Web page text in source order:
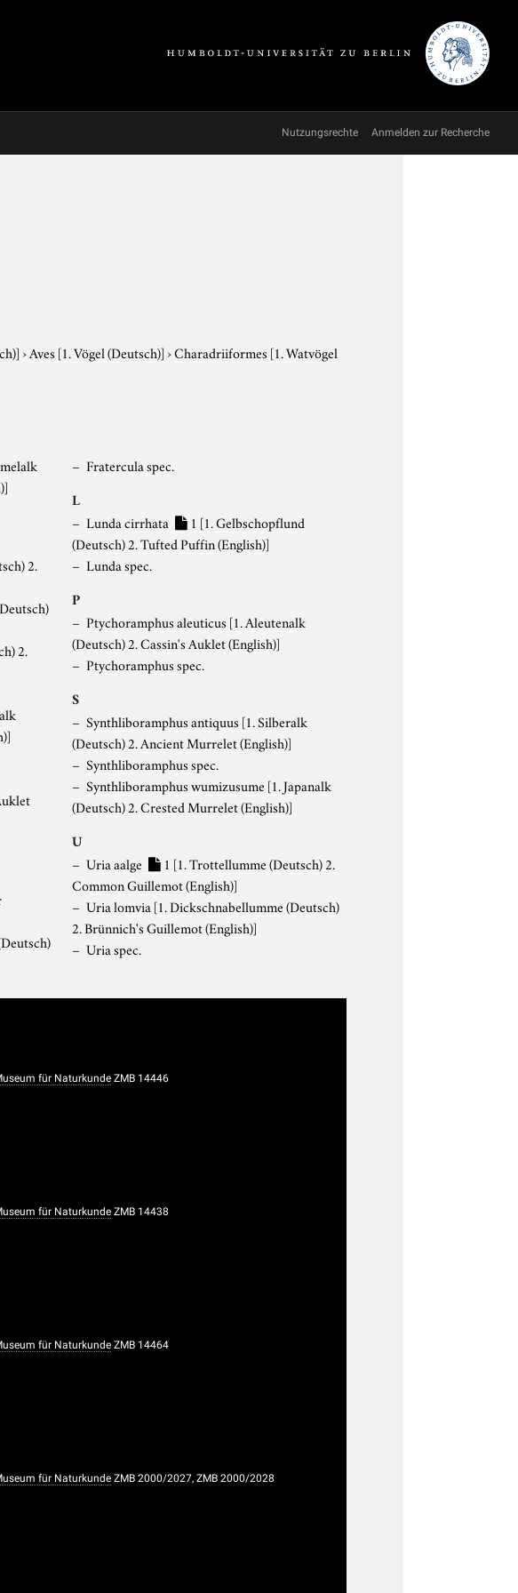
Nutzungsrechte Anmelden zur Recherche
›Aves [1. Vögel (Deutsch)]›Charadriiformes [1. Watvögel
2.
2.
Fratercula spec.
L
Lunda cirrhata 1 [1. Gelbschopflund
(Deutsch) 2. Tufted Puffin (English)]
Lunda spec.
P
Ptychoramphus aleuticus [1. Aleutenalk
(Deutsch) 2. Cassin's Auklet (English)]
Ptychoramphus spec.
S
Synthliboramphus antiquus [1. Silberalk
(Deutsch) 2. Ancient Murrelet (English)]
Synthliboramphus spec.
Synthliboramphus wumizusume [1. Japanalk
(Deutsch) 2. Crested Murrelet (English)]
U
Uria aalge 1 [1. Trottellumme (Deutsch) 2.
Common Guillemot (English)]
Uria lomvia [1. Dickschnabellumme (Deutsch)
2. Brünnich's Guillemot (English)]
Uria spec.
für Naturkunde ZMB 14446
für Naturkunde ZMB 14438
für Naturkunde ZMB 14464
für Naturkunde ZMB 2000/2027, ZMB 2000/2028